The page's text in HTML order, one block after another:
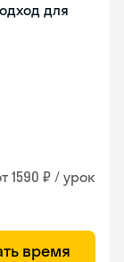
для
1590 ₽ / урок
время